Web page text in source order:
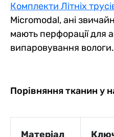
Комплекти Літніх
Micromodal, ані
мають перфорації для
випаровування вологи.
Порівняння тканин у
Матеріал